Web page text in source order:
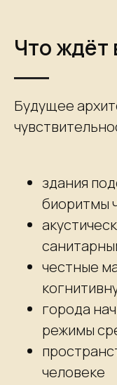
Что ждёт
Будущее
здания
биоритмы
честные
города
режимы
человеке